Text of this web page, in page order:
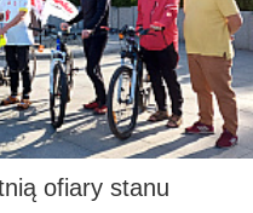
ofiary stanu